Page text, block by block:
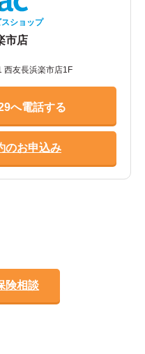
ショップ
市店
西友長浜楽市店1F
へ電話する
のお申込み
険相談